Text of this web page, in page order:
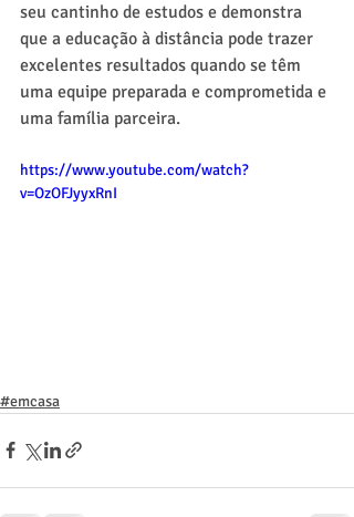
seu cantinho de estudos e demonstra
que a educação à distância pode trazer
excelentes resultados quando se têm
uma equipe preparada e comprometida e
uma família parceira.
https://www.youtube.com/watch?
v=OzOFJyyxRnI
#emcasa